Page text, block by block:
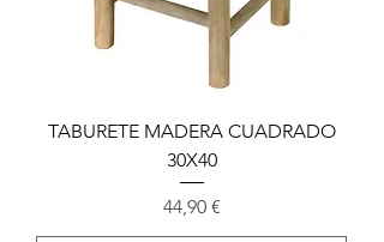
TABURETE MADERA CUADRADO
30X40
Prix
44,90 €